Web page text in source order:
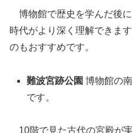
博物館で歴史を学んだ後
時代がより深く理解できま
のもおすすめです。
難波宮跡公園 博物館の
です。
10階で見た古代の宮殿が